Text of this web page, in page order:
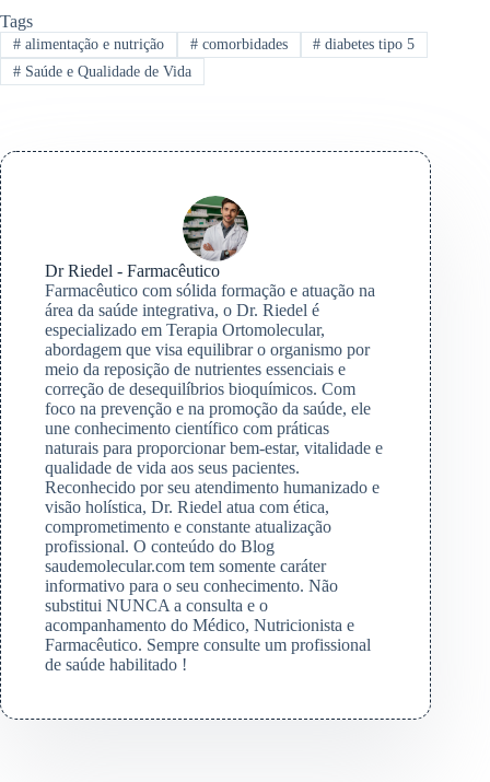
Tags
#alimentação e nutrição #comorbidades # diabetes tipo 5
#Saúde e Qualidade de Vida
Dr Riedel - Farmacêutico
Farmacêutico com sólida formação e atuação na
área da saúde integrativa, o Dr. Riedel é
especializado em Terapia Ortomolecular,
abordagem que visa equilibrar o organismo por
meio da reposição de nutrientes essenciais e
correção de desequilíbrios bioquímicos. Com
foco na prevenção e na promoção da saúde, ele
une conhecimento científico com práticas
naturais para proporcionar bem-estar, vitalidade e
qualidade de vida aos seus pacientes.
Reconhecido por seu atendimento humanizado e
visão holística, Dr. Riedel atua com ética,
comprometimento e constante atualização
profissional. O conteúdo do Blog
saudemolecular.com tem somente caráter
informativo para o seu conhecimento. Não
substitui NUNCA a consulta e o
acompanhamento do Médico, Nutricionista e
Farmacêutico. Sempre consulte um profissional
de saúde habilitado !